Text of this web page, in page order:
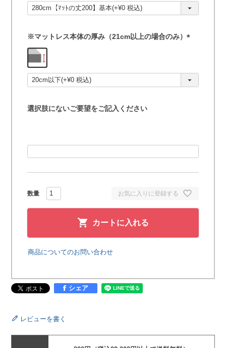
お気に入りに登録する
カートに入れる
須
)
※マットレス本体の厚み（21cm以上の場合のみ）
須
)
選択肢にないご要望をご記入ください
商品についてのお問い合わせ
シェア
レビューを書く